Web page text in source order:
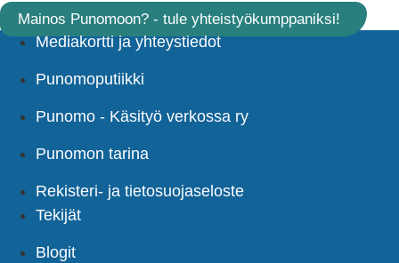
Mainos Punomoon? - tule yhteistyökumppaniksi!
Mediakortti ja yhteystiedot
Punomoputiikki
Punomo - Käsityö verkossa ry
Punomon tarina
Rekisteri- ja tietosuojaseloste
Tekijät
Blogit